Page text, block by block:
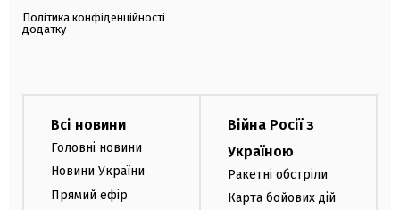
Політика конфіденційності
додатку
Всі новини
Головні новини
Новини України
Прямий ефір
Війна Росії з
Україною
Ракетні обстріли
Карта бойових дій